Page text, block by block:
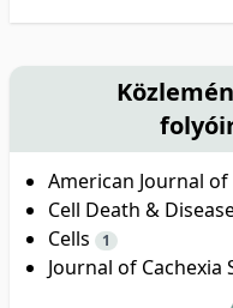
American Journal of
Cell Death &
Cells 1
Journal of